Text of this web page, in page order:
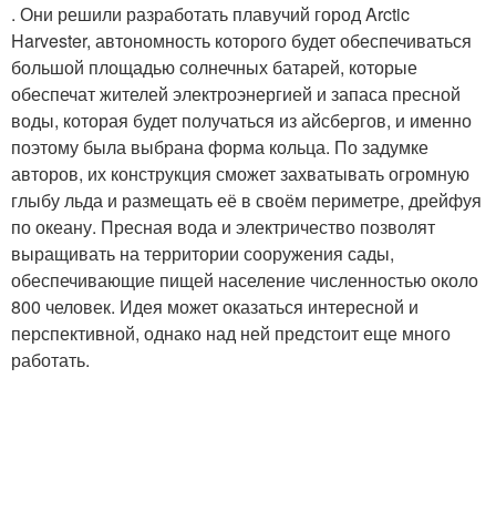
. Они решили разработать плавучий город Arctic
Harvester, автономность которого будет обеспечиваться
большой площадью солнечных батарей, которые
обеспечат жителей электроэнергией и запаса пресной
воды, которая будет получаться из айсбергов, и именно
поэтому была выбрана форма кольца. По задумке
авторов, их конструкция сможет захватывать огромную
глыбу льда и размещать её в своём периметре, дрейфуя
по океану. Пресная вода и электричество позволят
выращивать на территории сооружения сады,
обеспечивающие пищей население численностью около
800 человек. Идея может оказаться интересной и
перспективной, однако над ней предстоит еще много
работать.